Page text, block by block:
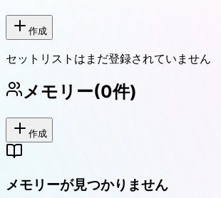
作成
セットリストはまだ登録されていません
メモリー(0件)
作成
メモリーが見つかりません